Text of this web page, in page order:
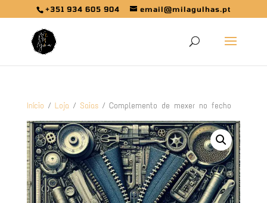
+351 934 605 904 email@milagulhas.pt
Início / Loja/ Saias/ Complemento de mexer no fecho